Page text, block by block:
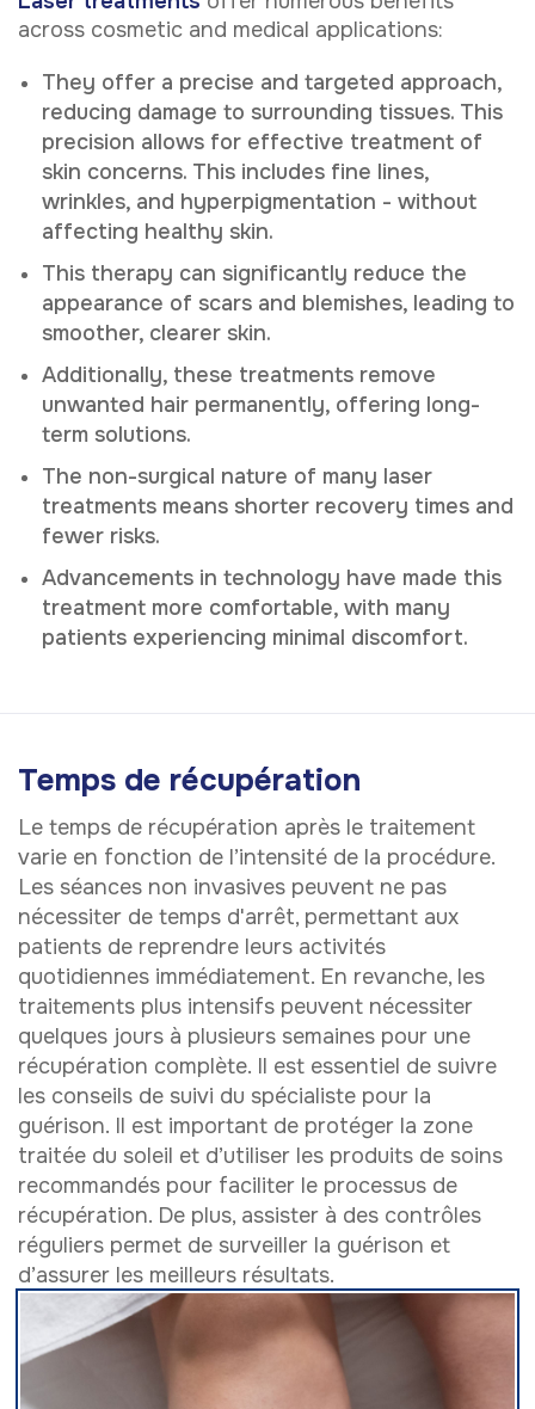
across cosmetic and medical applications:
They offer a precise and targeted approach,
reducing damage to surrounding tissues. This
precision allows for effective treatment of
skin concerns. This includes fine lines,
wrinkles, and hyperpigmentation - without
affecting healthy skin.
This therapy can significantly reduce the
appearance of scars and blemishes, leading to
smoother, clearer skin.
Additionally, these treatments remove
unwanted hair permanently, offering long-
term solutions.
The non-surgical nature of many laser
treatments means shorter recovery times and
fewer risks.
Advancements in technology have made this
treatment more comfortable, with many
patients experiencing minimal discomfort.
Temps de récupération
Le temps de récupération après le traitement
varie en fonction de l’intensité de la procédure.
Les séances non invasives peuvent ne pas
nécessiter de temps d'arrêt, permettant aux
patients de reprendre leurs activités
quotidiennes immédiatement. En revanche, les
traitements plus intensifs peuvent nécessiter
quelques jours à plusieurs semaines pour une
récupération complète. Il est essentiel de suivre
les conseils de suivi du spécialiste pour la
guérison. Il est important de protéger la zone
traitée du soleil et d’utiliser les produits de soins
recommandés pour faciliter le processus de
récupération. De plus, assister à des contrôles
réguliers permet de surveiller la guérison et
d’assurer les meilleurs résultats.